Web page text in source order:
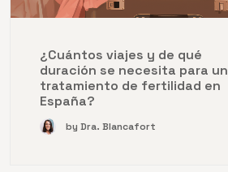
¿Cuántos viajes y de qué
duración se necesita para un
tratamiento de fertilidad en
España?
by Dra. Blancafort